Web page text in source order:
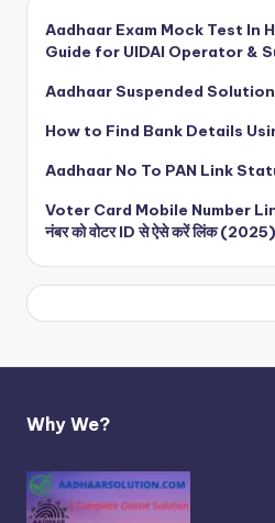
Aadhaar Exam Mock Test In
Guide for UIDAI Operator &
Aadhaar Suspended Solution
How to Find Bank Details
Aadhaar No To PAN Link
Voter Card Mobile Number
नंबर को वोटर ID से ऐसे करें लिंक (2025)
Why We?